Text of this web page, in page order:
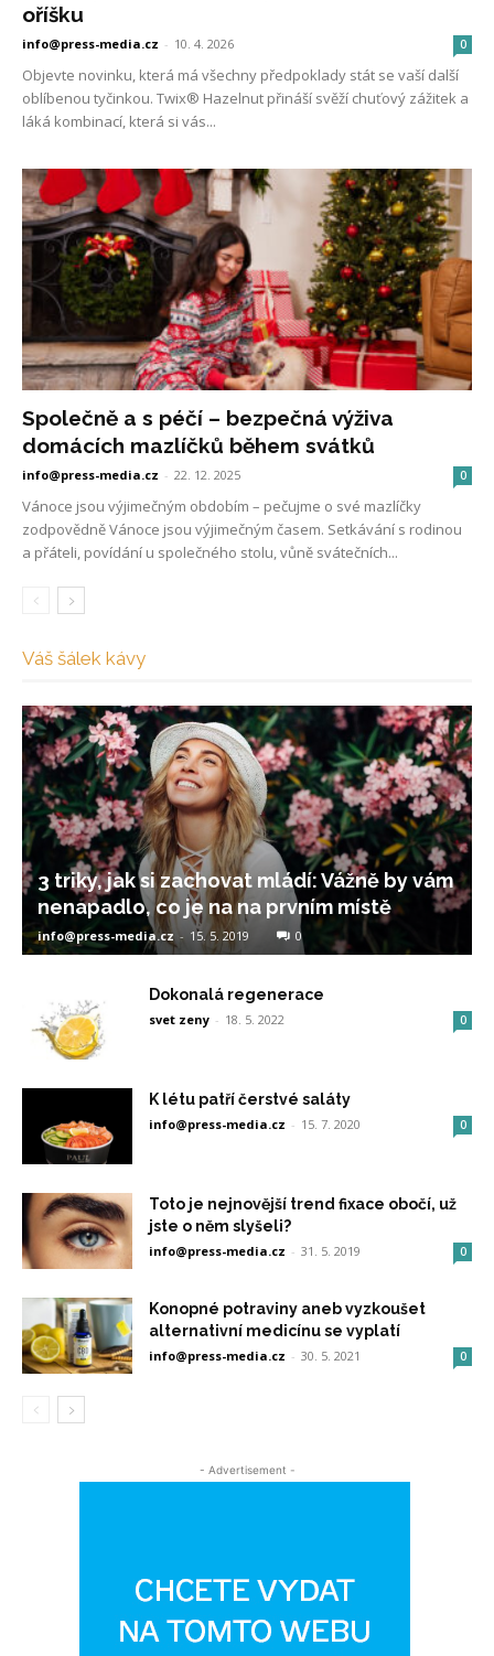
oříšku
info@press-media.cz - 10. 4. 2026 0
Objevte novinku, která má všechny předpoklady stát se vaší další
oblíbenou tyčinkou. Twix® Hazelnut přináší svěží chuťový zážitek a
láká kombinací, která si vás...
Společně a s péčí – bezpečná výživa
domácích mazlíčků během svátků
info@press-media.cz - 22. 12. 2025 0
Vánoce jsou výjimečným obdobím – pečujme o své mazlíčky
zodpovědně Vánoce jsou výjimečným časem. Setkávání s rodinou
a přáteli, povídání u společného stolu, vůně svátečních...
Váš šálek kávy
3 triky, jak si zachovat mládí: Vážně by vám
nenapadlo, co je na na prvním místě
info@press-media.cz - 15. 5. 2019 0
Dokonalá regenerace
svet zeny - 18. 5. 2022 0
K létu patří čerstvé saláty
info@press-media.cz - 15. 7. 2020 0
Toto je nejnovější trend fixace obočí, už
jste o něm slyšeli?
info@press-media.cz - 31. 5. 2019 0
Konopné potraviny aneb vyzkoušet
alternativní medicínu se vyplatí
info@press-media.cz - 30. 5. 2021 0
- Advertisement -